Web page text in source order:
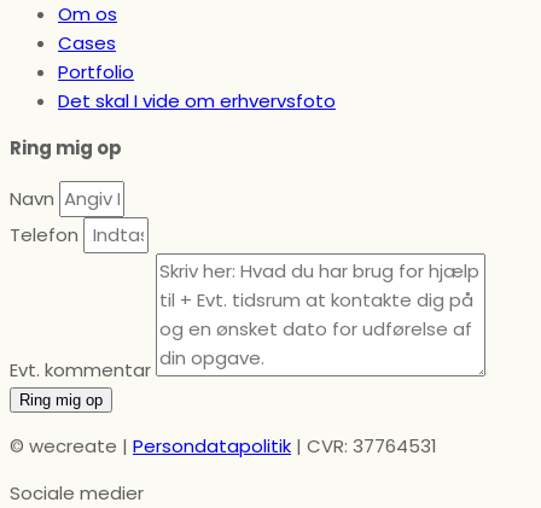
Om os
Cases
Portfolio
Det skal I vide om erhvervsfoto
Ring mig op
Navn
Telefon
Evt. kommentar
Ring mig op
© wecreate | Persondatapolitik | CVR: 37764531
Sociale medier